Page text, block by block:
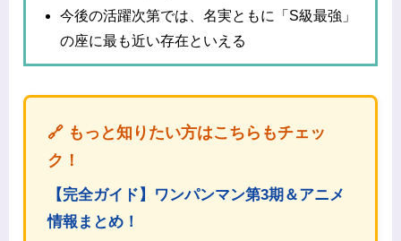
今後の活躍次第では、名実ともに「S級最強」
の座に最も近い存在といえる
🔗 もっと知りたい方はこちらもチェッ
ク！
【完全ガイド】ワンパンマン第3期＆アニメ
情報まとめ！